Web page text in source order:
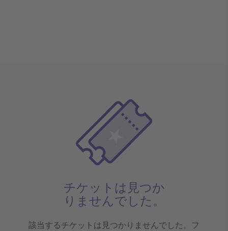
チケットは見つか
りませんでした。
該当するチケットは見つかりませんでした。フ